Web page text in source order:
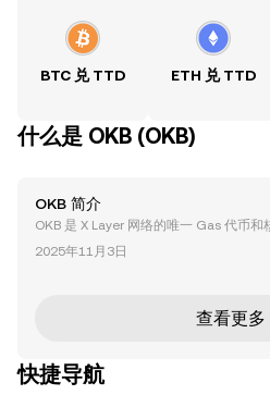
BTC 兑 TTD ETH 兑 TTD
什么是 OKB (OKB)
OKB 简介
OKB 是 X Layer 网络的唯一 Gas 代币和
为连接 OKX 交易体系与链上生态的重要
X Layer 上承担交易手续费支付、生态治
eum L1 OKB 充值至 OKX 交易所，并通
功能将资产迁移至 X Layer。
2025年11月3日
查看更多
快捷导航